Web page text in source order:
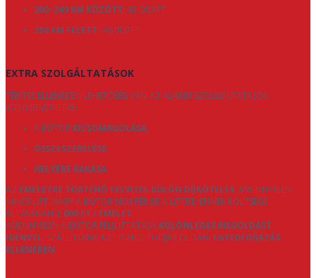
200–249 KM KÖZÖTT: 43.000 FT
250 KM FELETT: 48.000 FT
EXTRA SZOLGÁLTATÁSOK
TÉRÍTÉS ELLENÉBEN LEHETŐSÉG VAN AZ ALÁBBI SZOLGÁLTATÁSOK
IGÉNYBEVÉTELÉRE:
A BÚTOR KICSOMAGOLÁSA,
ÖSSZESZERELÉSE,
HELYÉRE RAKÁSA.
AZ EMELETRE TÖRTÉNŐ FELVITEL KÜLÖN DÍJKÖTELES, AMENNYIBEN
NINCS LIFT, VAGY A BÚTOR NEM FÉR BE A LIFTBE. ENNEK KÖLTSÉGE
ÁLTALÁBAN 2.000 FT / EMELET.
AMENNYIBEN A BÚTOR FELJUTTATÁSA KÜLÖNLEGES MEGOLDÁST
IGÉNYEL, SZÁLLÍTÓINK AZT IS MEG TUDJÁK OLDANI EGYEDI DÍJAZÁS
ELLENÉBEN.